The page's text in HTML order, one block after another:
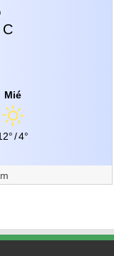
C
Mié
/4°